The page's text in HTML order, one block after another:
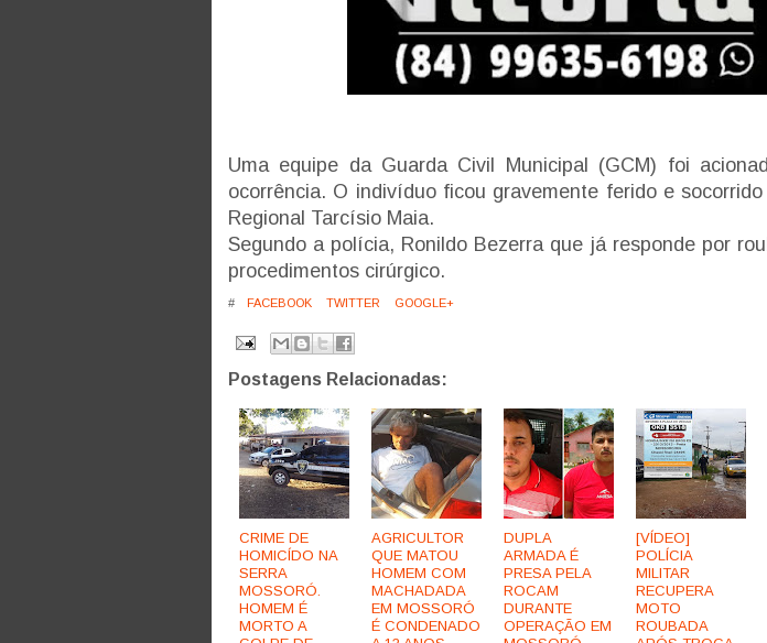
Uma equipe da Guarda Civil Municipal (GCM) foi
ocorrência. O indivíduo ficou gravemente ferido e
Regional Tarcísio Maia.
Segundo a polícia, Ronildo Bezerra que já responde por
procedimentos cirúrgico.
# FACEBOOK TWITTER GOOGLE+
Postagens Relacionadas:
CRIME DE
HOMICÍDO NA
SERRA
MOSSORÓ.
HOMEM É
MORTO A
AGRICULTOR
QUE MATOU
HOMEM COM
MACHADADA
EM MOSSORÓ
É CONDENADO
DUPLA
ARMADA É
PRESA PELA
ROCAM
DURANTE
OPERAÇÃO EM
[VÍDEO]
POLÍCIA
MILITAR
RECUPERA
MOTO
ROUBADA